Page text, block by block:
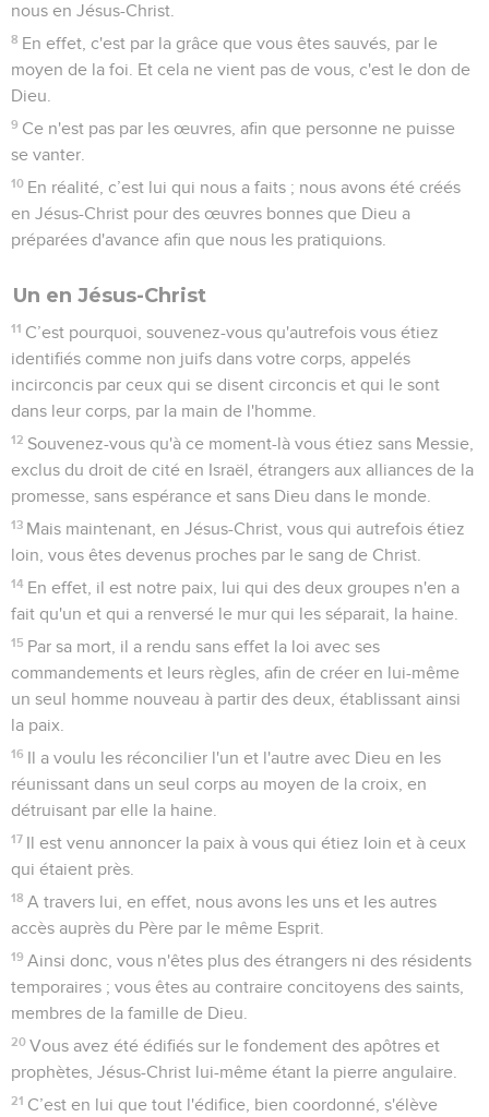
nous en Jésus-Christ.
8 En effet, c'est par la grâce que vous êtes sauvés, par le
moyen de la foi. Et cela ne vient pas de vous, c'est le don de
Dieu.
9 Ce n'est pas par les œuvres, afin que personne ne puisse
se vanter.
10 En réalité, c’est lui qui nous a faits ; nous avons été créés
en Jésus-Christ pour des œuvres bonnes que Dieu a
préparées d'avance afin que nous les pratiquions.
Un en Jésus-Christ
11 C’est pourquoi, souvenez-vous qu'autrefois vous étiez
identifiés comme non juifs dans votre corps, appelés
incirconcis par ceux qui se disent circoncis et qui le sont
dans leur corps, par la main de l'homme.
12 Souvenez-vous qu'à ce moment-là vous étiez sans Messie,
exclus du droit de cité en Israël, étrangers aux alliances de la
promesse, sans espérance et sans Dieu dans le monde.
13 Mais maintenant, en Jésus-Christ, vous qui autrefois étiez
loin, vous êtes devenus proches par le sang de Christ.
14 En effet, il est notre paix, lui qui des deux groupes n'en a
fait qu'un et qui a renversé le mur qui les séparait, la haine.
15 Par sa mort, il a rendu sans effet la loi avec ses
commandements et leurs règles, afin de créer en lui-même
un seul homme nouveau à partir des deux, établissant ainsi
la paix.
16 Il a voulu les réconcilier l'un et l'autre avec Dieu en les
réunissant dans un seul corps au moyen de la croix, en
détruisant par elle la haine.
17 Il est venu annoncer la paix à vous qui étiez loin et à ceux
qui étaient près.
18 A travers lui, en effet, nous avons les uns et les autres
accès auprès du Père par le même Esprit.
19 Ainsi donc, vous n'êtes plus des étrangers ni des résidents
temporaires ; vous êtes au contraire concitoyens des saints,
membres de la famille de Dieu.
20 Vous avez été édifiés sur le fondement des apôtres et
prophètes, Jésus-Christ lui-même étant la pierre angulaire.
21 C’est en lui que tout l'édifice, bien coordonné, s'élève